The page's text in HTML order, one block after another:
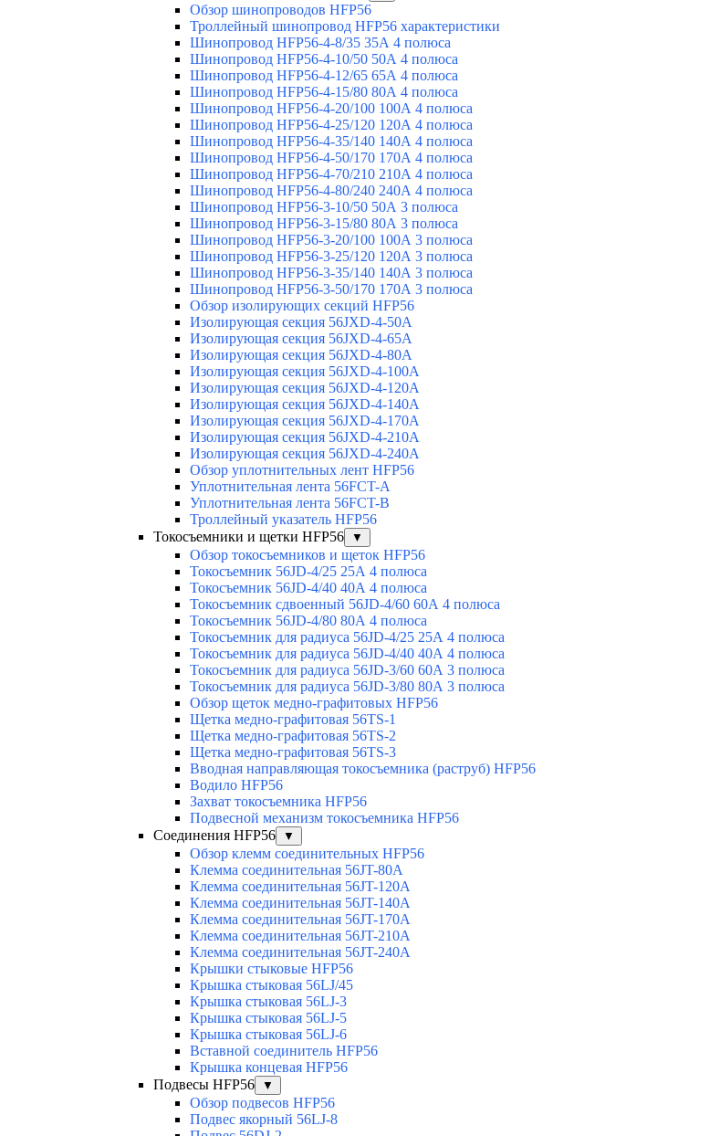
Обзор шинопроводов HFP56
Троллейный шинопровод HFP56 характеристики
Шинопровод HFP56-4-8/35 35А 4 полюса
Шинопровод HFP56-4-10/50 50А 4 полюса
Шинопровод HFP56-4-12/65 65А 4 полюса
Шинопровод HFP56-4-15/80 80А 4 полюса
Шинопровод HFP56-4-20/100 100А 4 полюса
Шинопровод HFP56-4-25/120 120А 4 полюса
Шинопровод HFP56-4-35/140 140А 4 полюса
Шинопровод HFP56-4-50/170 170А 4 полюса
Шинопровод HFP56-4-70/210 210А 4 полюса
Шинопровод HFP56-4-80/240 240А 4 полюса
Шинопровод HFP56-3-10/50 50А 3 полюса
Шинопровод HFP56-3-15/80 80А 3 полюса
Шинопровод HFP56-3-20/100 100А 3 полюса
Шинопровод HFP56-3-25/120 120А 3 полюса
Шинопровод HFP56-3-35/140 140А 3 полюса
Шинопровод HFP56-3-50/170 170А 3 полюса
Обзор изолирующих секций HFP56
Изолирующая секция 56JXD-4-50A
Изолирующая секция 56JXD-4-65A
Изолирующая секция 56JXD-4-80A
Изолирующая секция 56JXD-4-100A
Изолирующая секция 56JXD-4-120A
Изолирующая секция 56JXD-4-140A
Изолирующая секция 56JXD-4-170A
Изолирующая секция 56JXD-4-210A
Изолирующая секция 56JXD-4-240A
Обзор уплотнительных лент HFP56
Уплотнительная лента 56FCT-A
Уплотнительная лента 56FCT-B
Троллейный указатель HFP56
Токосъемники и щетки HFP56
▼
Обзор токосъемников и щеток HFP56
Токосъемник 56JD-4/25 25А 4 полюса
Токосъемник 56JD-4/40 40А 4 полюса
Токосъемник сдвоенный 56JD-4/60 60А 4 полюса
Токосъемник 56JD-4/80 80А 4 полюса
Токосъемник для радиуса 56JD-4/25 25А 4 полюса
Токосъемник для радиуса 56JD-4/40 40А 4 полюса
Токосъемник для радиуса 56JD-3/60 60А 3 полюса
Токосъемник для радиуса 56JD-3/80 80А 3 полюса
Обзор щеток медно-графитовых HFP56
Щетка медно-графитовая 56TS-1
Щетка медно-графитовая 56TS-2
Щетка медно-графитовая 56TS-3
Вводная направляющая токосъемника (раструб) HFP56
Водило HFP56
Захват токосъемника HFP56
Подвесной механизм токосъемника HFP56
Соединения HFP56
▼
Обзор клемм соединительных HFP56
Клемма соединительная 56JT-80A
Клемма соединительная 56JT-120A
Клемма соединительная 56JT-140A
Клемма соединительная 56JT-170A
Клемма соединительная 56JT-210A
Клемма соединительная 56JT-240A
Крышки стыковые HFP56
Крышка стыковая 56LJ/45
Крышка стыковая 56LJ-3
Крышка стыковая 56LJ-5
Крышка стыковая 56LJ-6
Вставной соединитель HFP56
Крышка концевая HFP56
Подвесы HFP56
▼
Обзор подвесов HFP56
Подвес якорный 56LJ-8